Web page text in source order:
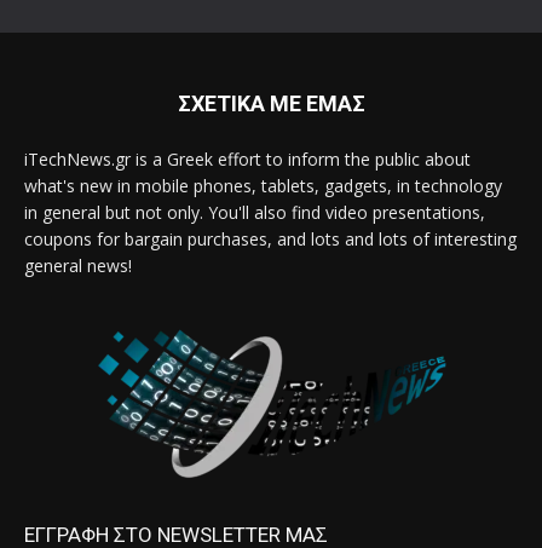
ΣΧΕΤΙΚΑ ΜΕ ΕΜΑΣ
iTechNews.gr is a Greek effort to inform the public about
what's new in mobile phones, tablets, gadgets, in technology
in general but not only. You'll also find video presentations,
coupons for bargain purchases, and lots and lots of interesting
general news!
ΕΓΓΡΑΦΗ ΣΤΟ NEWSLETTER ΜΑΣ